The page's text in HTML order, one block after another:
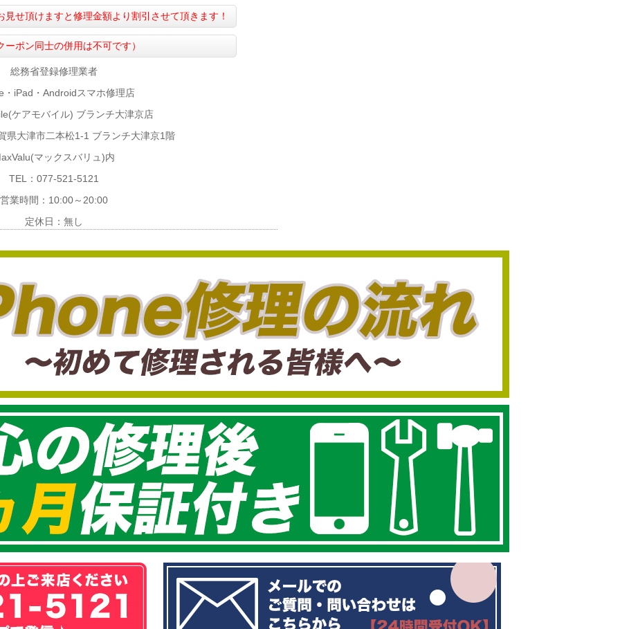
せ頂けますと修理金額より割引させて頂きます！
ーポン同士の併用は不可です）
総務省登録修理業者
・iPad・Androidスマホ修理店
ケアモバイル) ブランチ大津京店
県大津市二本松1-1 ブランチ大津京1階
マックスバリュ)内
TEL：077-521-5121
営業時間：10:00～20:00
定休日：無し